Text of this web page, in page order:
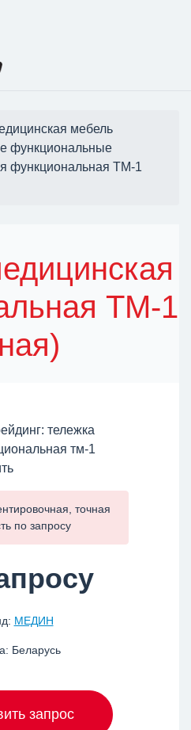
мебель
функциональные
функциональная ТМ-1
ТМ-1
точная
по запросу
МЕДИН
Беларусь
запрос